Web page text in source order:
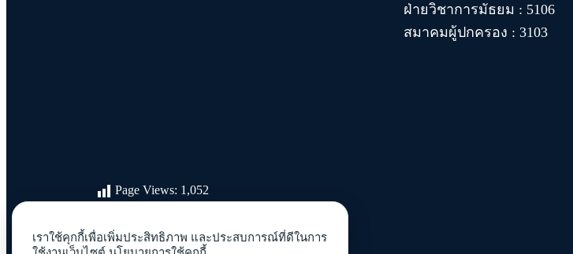
ฝ่ายวิชาการมัธยม : 5106
สมาคมผู้ปกครอง : 3103
Page Views: 1,052
เราใช้คุกกี้เพื่อเพิ่มประสิทธิภาพ และประสบการณ์ที่ดีในการ